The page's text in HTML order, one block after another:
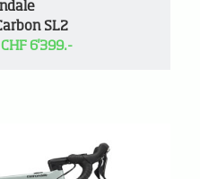
SL2
CHF 6'399.-